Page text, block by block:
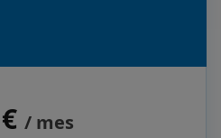
/ mes